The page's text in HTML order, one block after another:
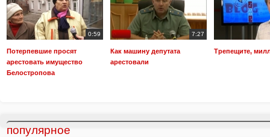
0:59
Потерпевшие просят
арестовать имущество
Белостропова
7:27
Как машину депутата
арестовали
Трепещите,
популярное